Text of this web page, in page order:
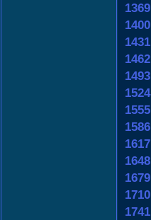
1369
1400
1431
1462
1493
1524
1555
1586
1617
1648
1679
1710
1741